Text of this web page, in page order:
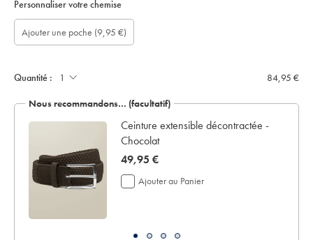
Personnaliser votre chemise
Ajouter
écrin
Ajouter
une
poche:
Ajouter une poche (9,95 €)
Quantité : 84,95 €
Nous recommandons… (facultatif)
Ceinture extensible décontractée -
Chocolat
now
49,95
€
49,95 €
Ajouter au Panier